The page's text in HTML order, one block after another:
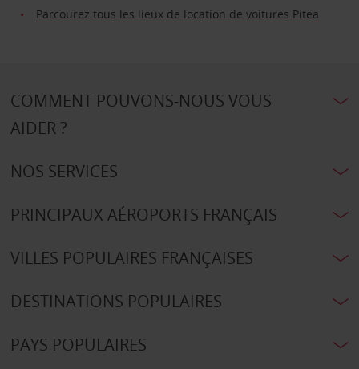
Parcourez tous les lieux de location de voitures Pitea
COMMENT POUVONS-NOUS VOUS
AIDER ?
NOS SERVICES
PRINCIPAUX AÉROPORTS FRANÇAIS
VILLES POPULAIRES FRANÇAISES
DESTINATIONS POPULAIRES
PAYS POPULAIRES